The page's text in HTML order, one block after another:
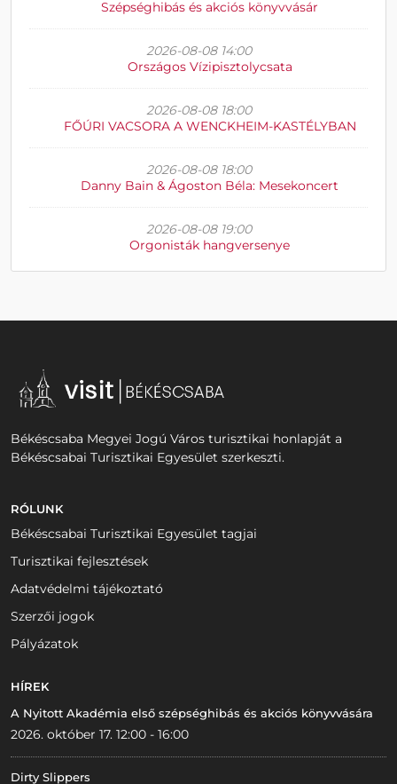
Szépséghibás és akciós könyvvásár
2026-08-08 14:00
Országos Vízipisztolycsata
2026-08-08 18:00
FŐÚRI VACSORA A WENCKHEIM-KASTÉLYBAN
2026-08-08 18:00
Danny Bain & Ágoston Béla: Mesekoncert
2026-08-08 19:00
Orgonisták hangversenye
Békéscsaba Megyei Jogú Város turisztikai honlapját a
Békéscsabai Turisztikai Egyesület szerkeszti.
RÓLUNK
Békéscsabai Turisztikai Egyesület tagjai
Turisztikai fejlesztések
Adatvédelmi tájékoztató
Szerzői jogok
Pályázatok
HÍREK
A Nyitott Akadémia első szépséghibás és akciós könyvvására
2026. október 17. 12:00 - 16:00
Dirty Slippers